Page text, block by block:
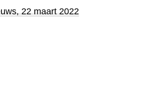
22 maart 2022